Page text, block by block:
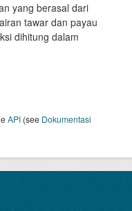
yang berasal dari
tawar dan payau
dihitung dalam
API (see Dokumentasi